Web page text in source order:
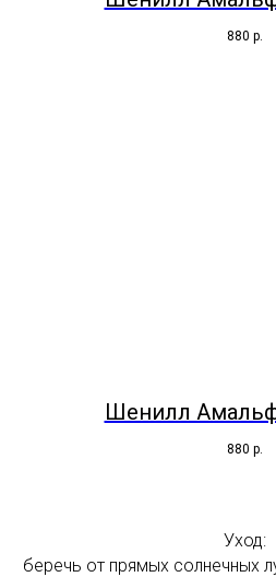
880 р.
Шенилл
880 р.
Уход:
беречь от прямых солнечных